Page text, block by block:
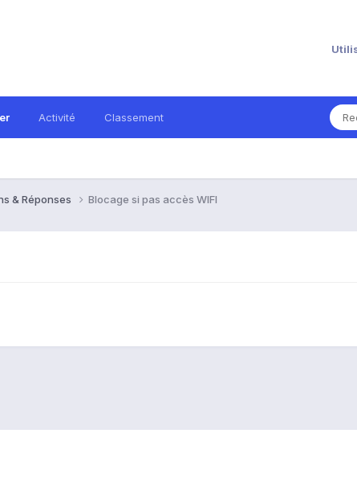
Activité Classement
& Réponses Blocage si pas accès WIFI